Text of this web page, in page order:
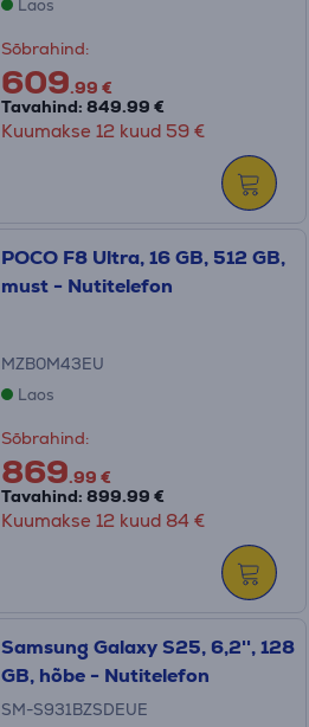
Laos
Sõbrahind:
609.99 €
Tavahind: 849.99 €
Kuumakse 12 kuud 59 €
POCO F8 Ultra, 16 GB, 512 GB,
must - Nutitelefon
MZB0M43EU
Laos
Sõbrahind:
869.99 €
Tavahind: 899.99 €
Kuumakse 12 kuud 84 €
Samsung Galaxy S25, 6,2'', 128
GB, hõbe - Nutitelefon
SM-S931BZSDEUE